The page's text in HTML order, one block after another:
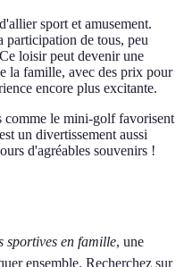
sport et amusement.
participation de tous, peu
loisir peut devenir une
la famille, avec des prix pour
encore plus excitante.
comme le mini-golf favorisent
un divertissement aussi
d'agréables souvenirs !
sportives en famille, une
ensemble. Recherchez sur